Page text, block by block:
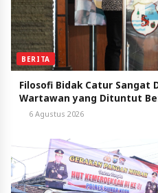
BERITA
Filosofi Bidak Catur Sangat
Wartawan yang Dituntut
6 Agustus 2026